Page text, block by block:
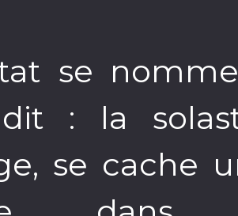
se
: la
se cache